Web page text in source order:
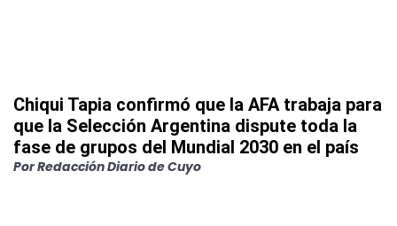
Chiqui Tapia confirmó que la AFA trabaja para
que la Selección Argentina dispute toda la
fase de grupos del Mundial 2030 en el país
PorRedacción Diario de Cuyo